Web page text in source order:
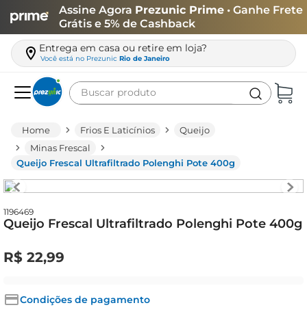
Assine Agora Prezunic Prime • Ganhe Frete
Grátis e 5% de Cashback
Entrega em casa ou retire em loja?
Você está no Prezunic Rio de Janeiro
Buscar produto
Frios E Laticínios
Queijo
Minas Frescal
Queijo Frescal Ultrafiltrado Polenghi Pote 400g
1196469
Queijo Frescal Ultrafiltrado Polenghi Pote 400g
R$ 22,99
Condições de pagamento
leite
queijo
biscoito
iogurte